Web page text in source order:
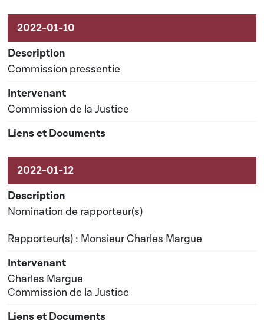
Commission pressentie
Commission de la Justice
Nomination de rapporteur(s)
Rapporteur(s) : Monsieur Charles Margue
Charles Margue
Commission de la Justice